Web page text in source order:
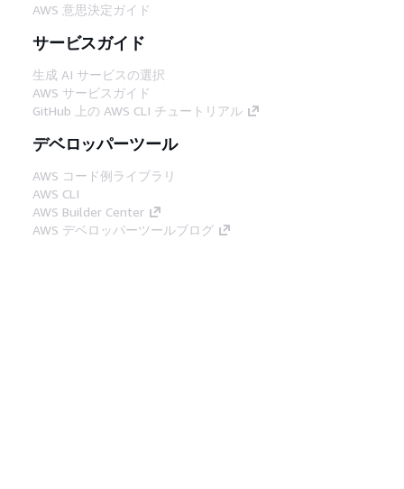
AWS 意思決定ガイド
サービスガイド
生成 AI サービスの選択
AWS サービスガイド
GitHub 上の AWS CLI チュートリアル
デベロッパーツール
AWS コード例ライブラリ
AWS CLI
AWS Builder Center
AWS デベロッパーツールブログ